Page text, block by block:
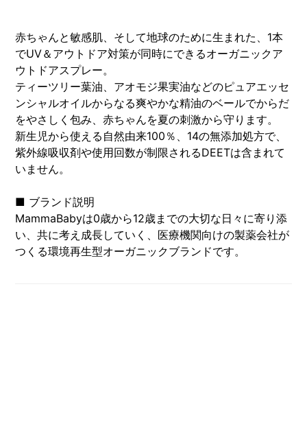
赤ちゃんと敏感肌、そして地球のために生まれた、1本
でUV＆アウトドア対策が同時にできるオーガニックア
ウトドアスプレー。
ティーツリー葉油、アオモジ果実油などのピュアエッセ
ンシャルオイルからなる爽やかな精油のベールでからだ
をやさしく包み、赤ちゃんを夏の刺激から守ります。
新生児から使える自然由来100％、14の無添加処方で、
紫外線吸収剤や使用回数が制限されるDEETは含まれて
いません。
■ ブランド説明
MammaBabyは0歳から12歳までの大切な日々に寄り添
い、共に考え成長していく、医療機関向けの製薬会社が
つくる環境再生型オーガニックブランドです。